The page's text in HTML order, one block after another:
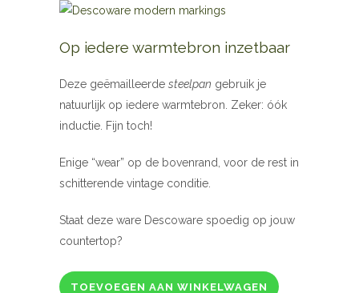
Op iedere warmtebron inzetbaar
Deze geëmailleerde steelpan gebruik je
natuurlijk op iedere warmtebron. Zeker: óók
inductie. Fijn toch!
Enige “wear” op de bovenrand, voor de rest in
schitterende vintage conditie.
Staat deze ware Descoware spoedig op jouw
countertop?
Descoware
TOEVOEGEN AAN WINKELWAGEN